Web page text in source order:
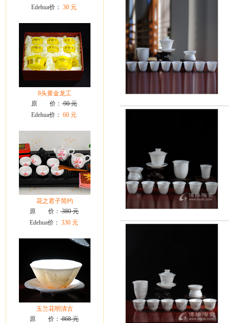
Edehua价： 30 元
8头黄金龙工
原 价： 90 元
Edehua价： 60 元
花之君子简约
原 价： 380 元
Edehua价： 330 元
玉兰花明清古
原 价： 868 元